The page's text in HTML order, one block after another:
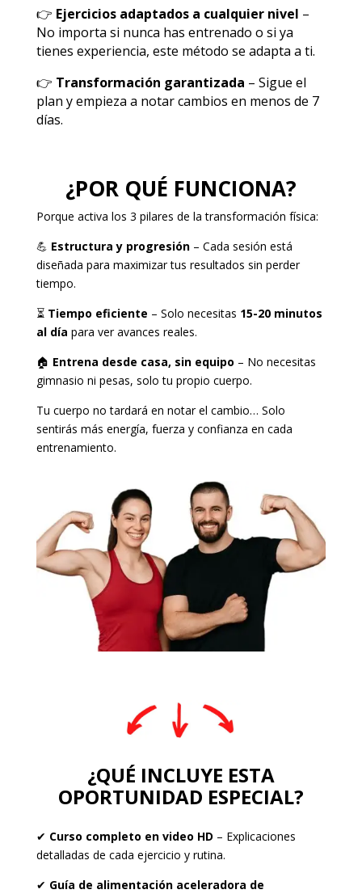
👉 Ejercicios adaptados a cualquier nivel –
No importa si nunca has entrenado o si ya
tienes experiencia, este método se adapta a ti.
👉 Transformación garantizada – Sigue el
plan y empieza a notar cambios en menos de 7
días.
¿POR QUÉ FUNCIONA?
Porque activa los 3 pilares de la transformación física:
💪 Estructura y progresión– Cada sesión está
diseñada para maximizar tus resultados sin perder
tiempo.
⏳ Tiempo eficiente – Solo necesitas 15-20 minutos
al día para ver avances reales.
🏠 Entrena desde casa, sin equipo – No necesitas
gimnasio ni pesas, solo tu propio cuerpo.
Tu cuerpo no tardará en notar el cambio… Solo
sentirás más energía, fuerza y confianza en cada
entrenamiento.
¿QUÉ INCLUYE ESTA
OPORTUNIDAD ESPECIAL?
✔ Curso completo en video HD – Explicaciones
detalladas de cada ejercicio y rutina.
✔ Guía de alimentación aceleradora de